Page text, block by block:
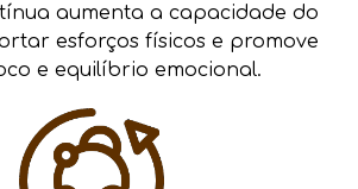
aumenta a capacidade do
esforços físicos e promove
e equilíbrio emocional.